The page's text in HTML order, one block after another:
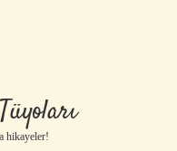
hikayeler!